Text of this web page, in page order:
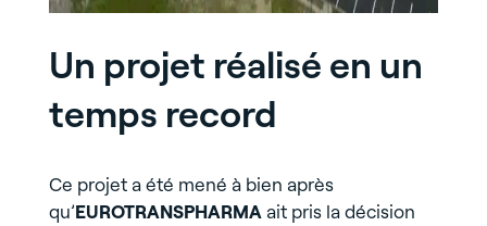
Un projet réalisé en un
temps record
Ce projet a été mené à bien après
qu’EUROTRANSPHARMA ait pris la décision